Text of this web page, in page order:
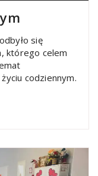
się
którego celem
codziennym.